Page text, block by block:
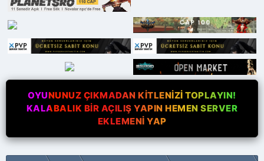
OYUNUNUZ ÇIKMADAN KİTLENİZİ TOPLAYIN!
KALABALIK BİR AÇILIŞ YAPIN HEMEN SERVER
EKLEMENİ YAP